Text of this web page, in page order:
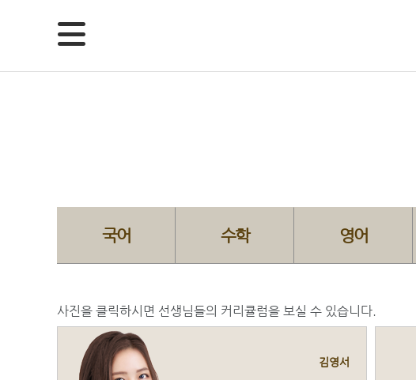
국어 수학 영어
사진을 클릭하시면 선생님들의 커리큘럼을 보실 수 있습니다.
김영서